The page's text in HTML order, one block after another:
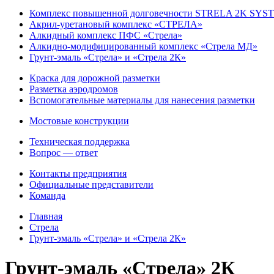
Комплекс повышенной долговечности STRELA 2K
Акрил-уретановый комплекс «СТРЕЛА»
Алкидный комплекс ПФС «Стрела»
Алкидно-модифицированный комплекс «Стрела МД»
Грунт-эмаль «Стрела» и «Стрела 2К»
Краска для дорожной разметки
Разметка аэродромов
Вспомогательные материалы для нанесения разметки
Мостовые конструкции
Техническая поддержка
Вопрос — ответ
Контакты предприятия
Официальные представители
Команда
Главная
Стрела
Грунт-эмаль «Стрела» и «Стрела 2К»
Грунт-эмаль «Стрела» 2К